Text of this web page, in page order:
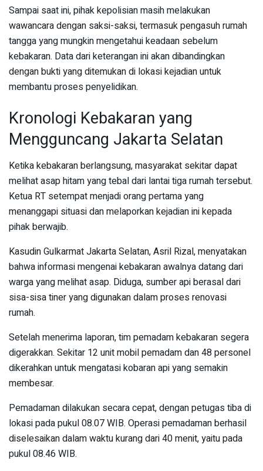
Sampai saat ini, pihak kepolisian masih melakukan
wawancara dengan saksi-saksi, termasuk pengasuh rumah
tangga yang mungkin mengetahui keadaan sebelum
kebakaran. Data dari keterangan ini akan dibandingkan
dengan bukti yang ditemukan di lokasi kejadian untuk
membantu proses penyelidikan.
Kronologi Kebakaran yang
Mengguncang Jakarta Selatan
Ketika kebakaran berlangsung, masyarakat sekitar dapat
melihat asap hitam yang tebal dari lantai tiga rumah tersebut.
Ketua RT setempat menjadi orang pertama yang
menanggapi situasi dan melaporkan kejadian ini kepada
pihak berwajib.
Kasudin Gulkarmat Jakarta Selatan, Asril Rizal, menyatakan
bahwa informasi mengenai kebakaran awalnya datang dari
warga yang melihat asap. Diduga, sumber api berasal dari
sisa-sisa tiner yang digunakan dalam proses renovasi
rumah.
Setelah menerima laporan, tim pemadam kebakaran segera
digerakkan. Sekitar 12 unit mobil pemadam dan 48 personel
dikerahkan untuk mengatasi kobaran api yang semakin
membesar.
Pemadaman dilakukan secara cepat, dengan petugas tiba di
lokasi pada pukul 08.07 WIB. Operasi pemadaman berhasil
diselesaikan dalam waktu kurang dari 40 menit, yaitu pada
pukul 08.46 WIB.